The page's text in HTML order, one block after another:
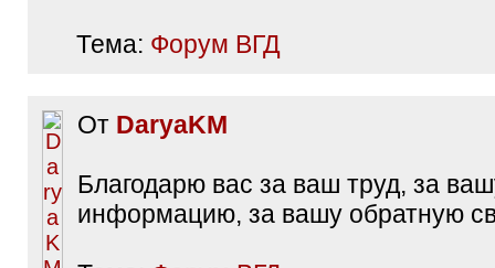
Тема: Форум ВГД
От DaryaKM
Благодарю вас за ваш труд, за
информацию, за вашу обратную